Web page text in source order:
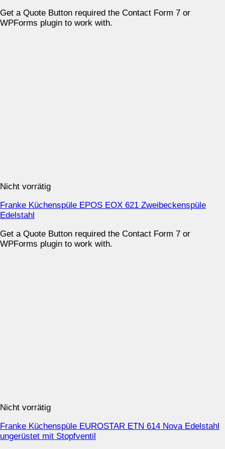
Get a Quote Button required the Contact Form 7 or
WPForms plugin to work with.
Nicht vorrätig
Franke Küchenspüle EPOS EOX 621 Zweibeckenspüle
Edelstahl
Get a Quote Button required the Contact Form 7 or
WPForms plugin to work with.
Nicht vorrätig
Franke Küchenspüle EUROSTAR ETN 614 Nova Edelstahl
ungerüstet mit Stopfventil